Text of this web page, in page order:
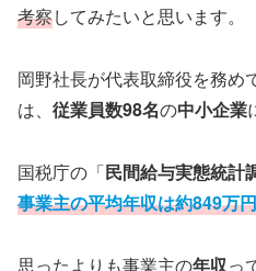
考察してみたいと思います。
岡野社長が代表取締役を務め
は、 従業員数98名の中小企業
国税庁の「民間給与実態統計
事業主の平均年収は約849万円
思ったよりも事業主の年収っ